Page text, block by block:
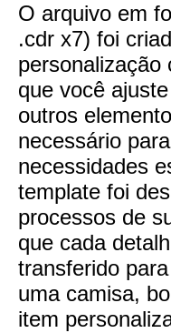
O arquivo em
.cdr x7) foi
personalização
que você
outros
necessário
necessidades
template foi
processos de
que cada
transferido
uma camisa,
item